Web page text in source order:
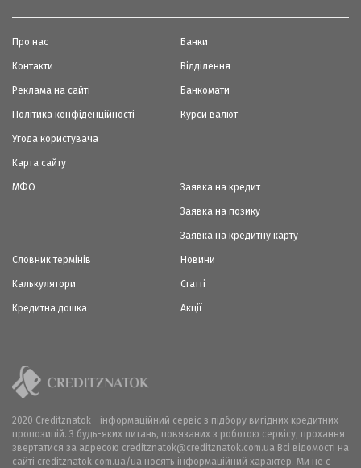
Про нас
Контакти
Реклама на сайті
Політика конфіденційності
Угода користувача
Карта сайту
Банки
Відділення
Банкомати
Курси валют
МФО Заявка на кредит
Заявка на позику
Заявка на кредитну карту
Словник термінів
Калькулятори
Кредитна дошка
Новини
Статті
Акції
2020 Creditznatok - інформаційний сервіс з підбору вигідних кредитних
пропозицій. З будь-яких питань, повязаних з роботою сервісу, прохання
звертатися за адресою creditznatok@creditznatok.com.ua Всі відомості на
сайті creditznatok.com.ua/ua носять інформаційний характер. Ми не є